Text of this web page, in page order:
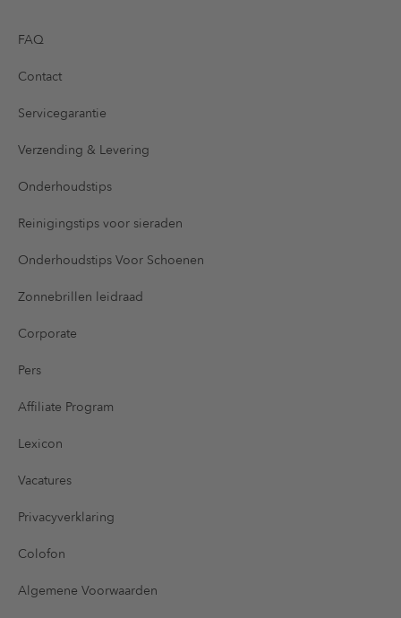
FAQ
Contact
Servicegarantie
Verzending & Levering
Onderhoudstips
Reinigingstips voor sieraden
Onderhoudstips Voor Schoenen
Zonnebrillen leidraad
Corporate
Pers
Affiliate Program
Lexicon
Vacatures
Privacyverklaring
Colofon
Algemene Voorwaarden